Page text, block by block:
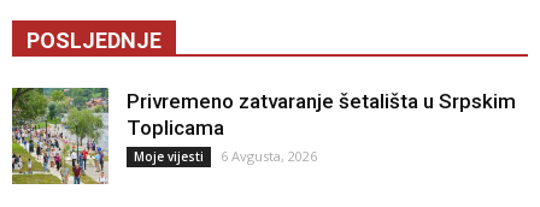
POSLJEDNJE
Privremeno zatvaranje šetališta u Srpskim
Toplicama
Moje vijesti 6 Avgusta, 2026